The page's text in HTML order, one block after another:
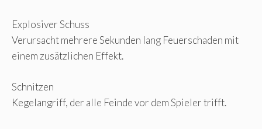
Explosiver Schuss
Verursacht mehrere Sekunden lang Feuerschaden mit
einem zusätzlichen Effekt.
Schnitzen
Kegelangriff, der alle Feinde vor dem Spieler trifft.